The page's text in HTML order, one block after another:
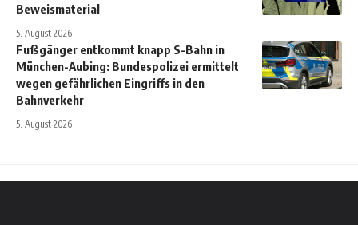
Beweismaterial
5. August 2026
Fußgänger entkommt knapp S-Bahn in
München-Aubing: Bundespolizei ermittelt
wegen gefährlichen Eingriffs in den
Bahnverkehr
5. August 2026